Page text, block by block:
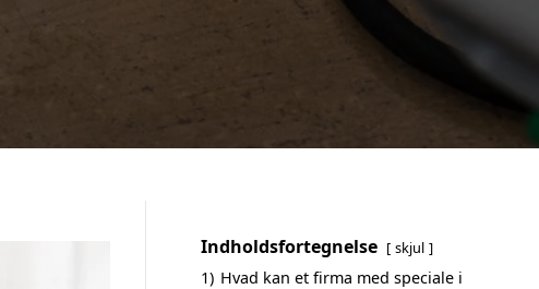
Indholdsfortegnelse skjul
1) Hvad kan et firma med speciale i